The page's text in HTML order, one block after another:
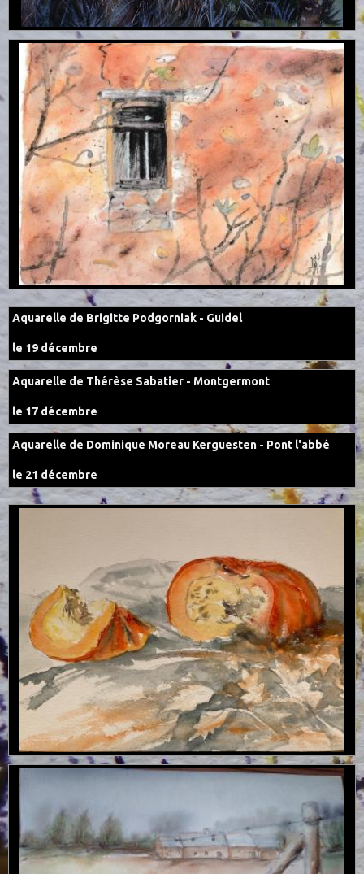
Aquarelle de Brigitte Podgorniak - Guidel
le 19 décembre
Aquarelle de Thérèse Sabatier - Montgermont
le 17 décembre
Aquarelle de Dominique Moreau Kerguesten - Pont l'abbé
le 21 décembre